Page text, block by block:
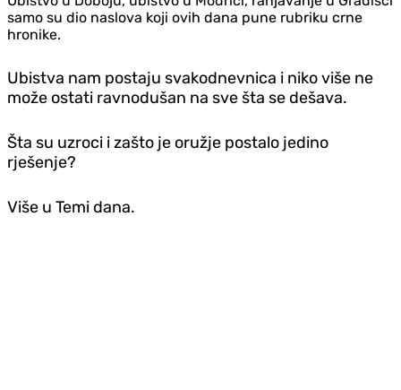
samo su dio naslova koji ovih dana pune rubriku crne
hronike.
Ubistva nam postaju svakodnevnica i niko više ne
može ostati ravnodušan na sve šta se dešava.
Šta su uzroci izašto je oružje postalo jedino
rješenje?
Više u Temi dana.